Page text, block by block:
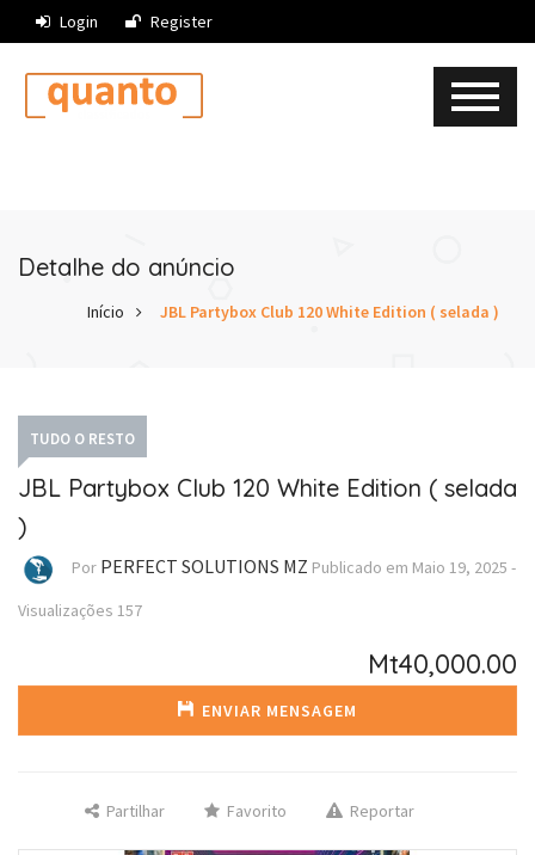
Login Register
Detalhe do anúncio
Início JBL Partybox Club 120 White Edition ( selada )
TUDO O RESTO
JBL Partybox Club 120 White Edition ( selada
)
Por PERFECT SOLUTIONS MZ Publicado em Maio 19, 2025 -
Visualizações 157
Mt40,000.00
ENVIAR MENSAGEM
Partilhar Favorito Reportar